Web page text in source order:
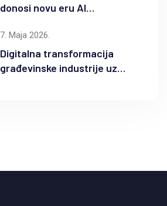
donosi novu eru AI
7. Maja 2026.
Digitalna transformacija
građevinske industrije uz